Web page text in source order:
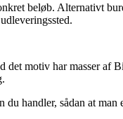
beløb. Alternativt
motiv har masser af
handler, sådan at